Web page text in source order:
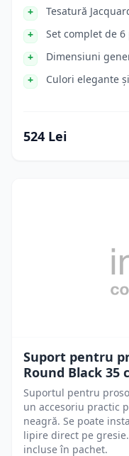
Tesatură
Set complet de
Dimensiuni
Culori elegante
524 Lei
Suport pentru
Round Black 35
Suportul pentru
un accesoriu practic
neagră. Se poate
lipire direct pe
incluse în pachet.